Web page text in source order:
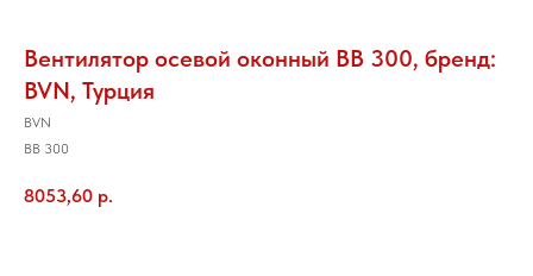
Вентилятор осевой оконный BB 300, бренд:
BVN, Турция
BVN
BB 300
8053,60 р.